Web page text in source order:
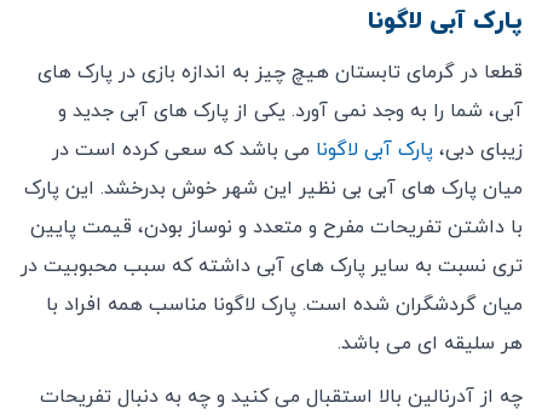
پارک آبی لاگونا
قطعا در گرمای تابستان هیچ چیز به اندازه بازی در پارک های
آبی، شما را به وجد نمی آورد. یکی از پارک های آبی جدید و
زیبای دبی، پارک آبی لاگونا می باشد که سعی کرده است در
میان پارک های آبی بی نظیر این شهر خوش بدرخشد. این پارک
با داشتن تفریحات مفرح و متعدد و نوساز بودن، قیمت پایین
تری نسبت به سایر پارک های آبی داشته که سبب محبوبیت در
میان گردشگران شده است. پارک لاگونا مناسب همه افراد با
هر سلیقه ای می باشد.
چه از آدرنالین بالا استقبال می کنید و چه به دنبال تفریحات